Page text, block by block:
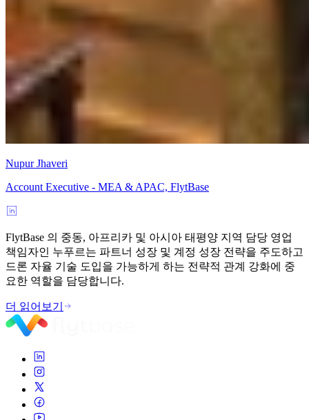
Nupur Jhaveri
Account Executive - MEA & APAC, FlytBase
FlytBase 의 중동, 아프리카 및 아시아 태평양 지역 담당 영업
책임자인 누푸르는 파트너 성장 및 계정 성장 전략을 주도하고
드론 자율 기술 도입을 가능하게 하는 전략적 관계 강화에 중
요한 역할을 담당합니다.
더 읽어보기